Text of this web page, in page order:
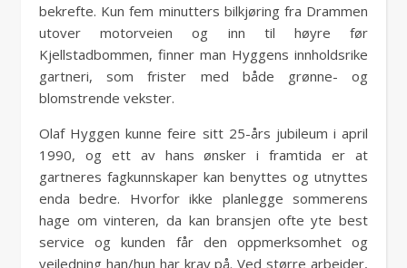
bekrefte. Kun fem minutters bilkjøring fra Drammen
utover motorveien og inn til høyre før
Kjellstadbommen, finner man Hyggens innholdsrike
gartneri, som frister med både grønne- og
blomstrende vekster.
Olaf Hyggen kunne feire sitt 25-års jubileum i april
1990, og ett av hans ønsker i framtida er at
gartneres fagkunnskaper kan benyttes og utnyttes
enda bedre. Hvorfor ikke planlegge sommerens
hage om vinteren, da kan bransjen ofte yte best
service og kunden får den oppmerksomhet og
veiledning han/hun har krav på. Ved større arbeider,